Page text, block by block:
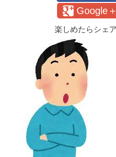
Google
楽しめたらシェ